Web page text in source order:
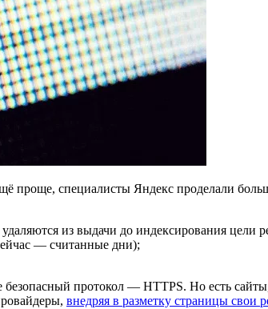
проще, специалисты Яндекс проделали
из выдачи до индексирования цели
— считанные дни);
безопасный протокол — HTTPS. Но есть
внедряя в разметку страницы свои